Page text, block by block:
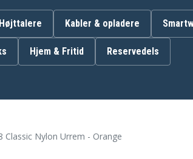
Kabler & opladere
Hjem & Fritid Reservedels
Classic Nylon Urrem - Orange